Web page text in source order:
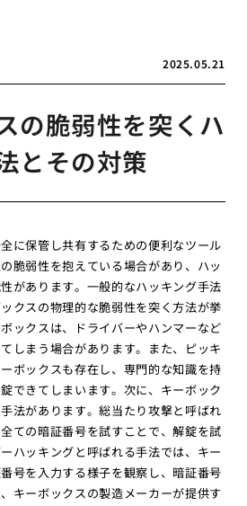
2025.05.21
の脆弱性を突くハ
とその対策
に保管し共有するための便利なツール
脆弱性を抱えている場合があり、ハッ
があります。一般的なハッキング手法
クスの物理的な脆弱性を突く方法が挙
ックスは、ドライバーやハンマーなど
しまう場合があります。また、ピッキ
ボックスも存在し、専門的な知識を持
できてしまいます。次に、キーボック
法があります。総当たり攻撃と呼ばれ
ての暗証番号を試すことで、解錠を試
ハッキングと呼ばれる手法では、キー
号を入力する様子を観察し、暗証番号
キーボックスの製造メーカーが提供す